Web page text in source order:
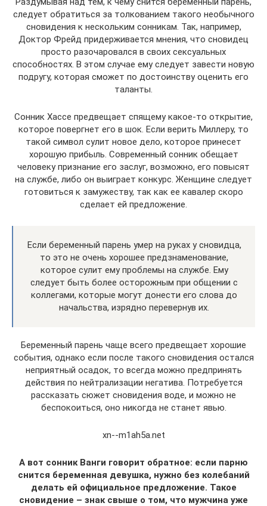
следует обратиться за толкованием такого необычного
сновидения к нескольким сонникам. Так, например,
Доктор Фрейд придерживается мнения, что сновидец
просто разочаровался в своих сексуальных
способностях. В этом случае ему следует завести новую
подругу, которая сможет по достоинству оценить его
таланты.
Сонник Хассе предвещает спящему какое-то открытие,
которое повергнет его в шок. Если верить Миллеру, то
такой символ сулит новое дело, которое принесет
хорошую прибыль. Современный сонник обещает
человеку признание его заслуг, возможно, его повысят
на службе, либо он выиграет конкурс. Женщине следует
готовиться к замужеству, так как ее кавалер скоро
сделает ей предложение.
Если беременный парень умер на руках у сновидца,
то это не очень хорошее предзнаменование,
которое сулит ему проблемы на службе. Ему
следует быть более осторожным при общении с
коллегами, которые могут донести его слова до
начальства, изрядно перевернув их.
Беременный парень чаще всего предвещает хорошие
события, однако если после такого сновидения остался
неприятный осадок, то всегда можно предпринять
действия по нейтрализации негатива. Потребуется
рассказать сюжет сновидения воде, и можно не
беспокоиться, оно никогда не станет явью.
xn--m1ah5a.net
А вот сонник Ванги говорит обратное: если парню
снится беременная девушка, нужно без колебаний
делать ей официальное предложение. Такое
сновидение – знак свыше о том, что мужчина уже